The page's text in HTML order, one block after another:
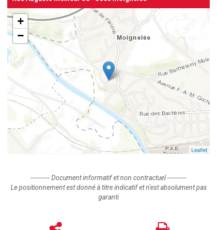
+
−
Leaflet
---------- Document informatif et non contractuel ----------
Le positionnement est donné à titre indicatif et n'est absolument pas
garanti